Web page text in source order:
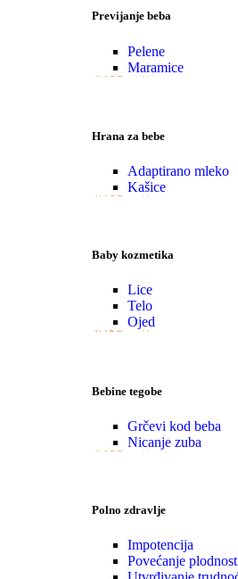
Previjanje beba
Pelene
Maramice
VIŠE
Hrana za bebe
Adaptirano mleko
Kašice
VIŠE
Baby kozmetika
Lice
Telo
Ojed
VIŠE
Bebine tegobe
Grčevi kod beba
Nicanje zuba
VIŠE
Polno zdravlje
Impotencija
Povećanje